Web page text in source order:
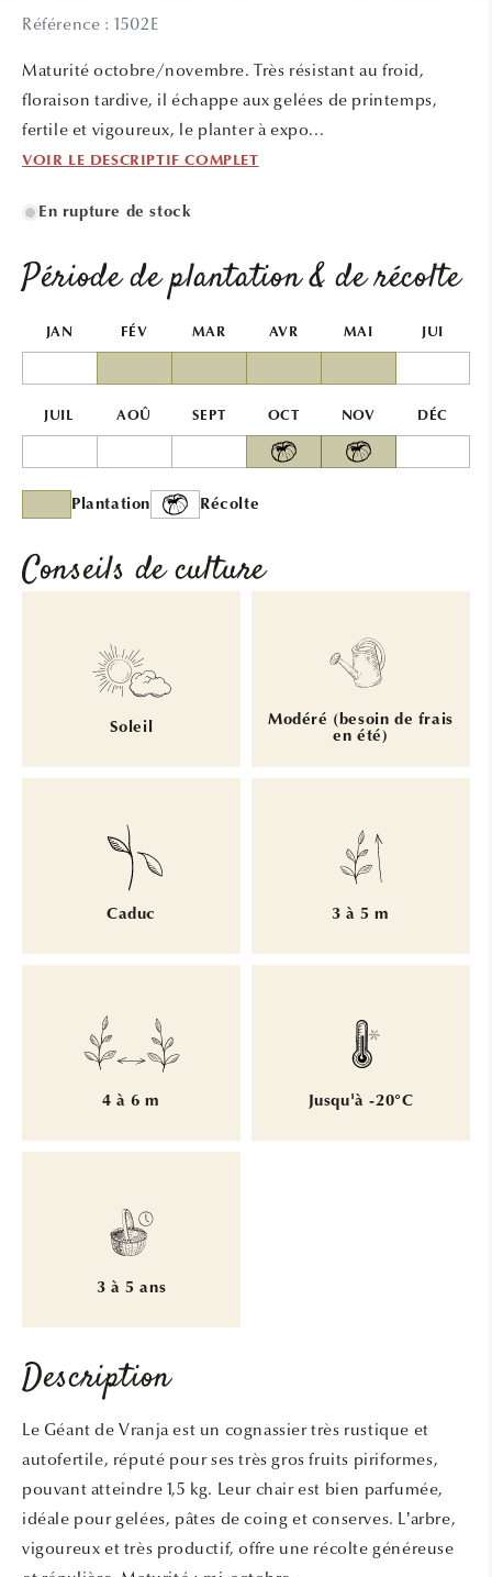
fenêtre
modale
Référence : 1502E
Maturité octobre/novembre. Très résistant au froid,
floraison tardive, il échappe aux gelées de printemps,
fertile et vigoureux, le planter à expo...
VOIR LE DESCRIPTIF COMPLET
En rupture de stock
Période de plantation & de récolte
JAN FÉV MAR AVR MAI JUI
JUIL AOÛ SEPT OCT NOV DÉC
Plantation Récolte
Conseils de culture
Soleil
Modéré (besoin de frais
en été)
Caduc 3 à 5 m
4 à 6 m Jusqu'à -20°C
3 à 5 ans
Description
Le Géant deVranja est un cognassier très rustique et
autofertile, réputé pour ses très gros fruits piriformes,
pouvant atteindre 1,5 kg. Leur chair est bien parfumée,
idéale pour gelées, pâtes de coing et conserves. L’arbre,
vigoureux et très productif, offre une récolte généreuse